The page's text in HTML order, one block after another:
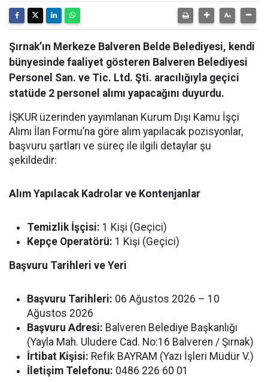
Şırnak’ın Merkeze Balveren Belde Belediyesi, kendi
bünyesinde faaliyet gösteren Balveren Belediyesi
Personel San. ve Tic. Ltd. Şti. aracılığıyla geçici
statüde 2 personel alımı yapacağını duyurdu.
İŞKUR üzerinden yayımlanan Kurum Dışı Kamu İşçi
Alımı İlan Formu’na göre alım yapılacak pozisyonlar,
başvuru şartları ve süreç ile ilgili detaylar şu
şekildedir:
Alım Yapılacak Kadrolar ve Kontenjanlar
Temizlik İşçisi: 1 Kişi (Geçici)
Kepçe Operatörü: 1 Kişi (Geçici)
Başvuru Tarihleri ve Yeri
Başvuru Tarihleri: 06 Ağustos 2026 – 10
Ağustos 2026
Başvuru Adresi: Balveren Belediye Başkanlığı
(Yayla Mah. Uludere Cad. No:16 Balveren / Şırnak)
İrtibat Kişisi: Refik BAYRAM (Yazı İşleri Müdür V.)
İletişim Telefonu: 0486 226 60 01